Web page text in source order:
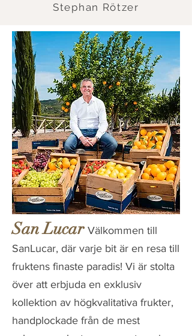
Stephan Rötzer
San Lucar Välkommen till
SanLucar, där varje bit är en resa till
fruktens finaste paradis! Vi är stolta
över att erbjuda en exklusiv
kollektion av högkvalitativa frukter,
handplockade från de mest